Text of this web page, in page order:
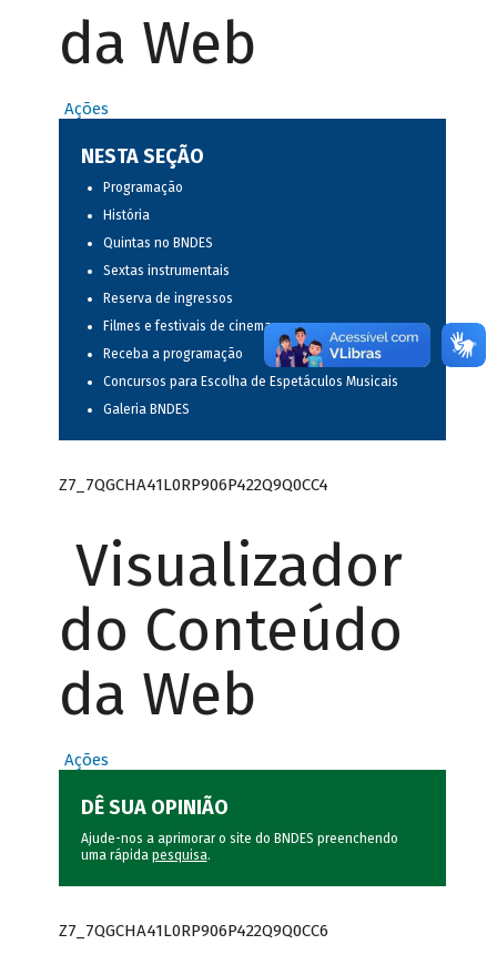
da Web
Ações
NESTA SEÇÃO
Programação
História
Quintas no BNDES
Sextas instrumentais
Reserva de ingressos
Filmes e festivais de cinema
Receba a programação
Concursos para Escolha de Espetáculos Musicais
Galeria BNDES
Z7_7QGCHA41L0RP906P422Q9Q0CC4
Visualizador
do Conteúdo
da Web
Ações
DÊ SUA OPINIÃO
Ajude-nos a aprimorar o site do BNDES preenchendo
uma rápida pesquisa.
Z7_7QGCHA41L0RP906P422Q9Q0CC6